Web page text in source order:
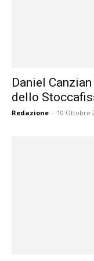
Daniel
dello
Redazione - 10 Ottobre